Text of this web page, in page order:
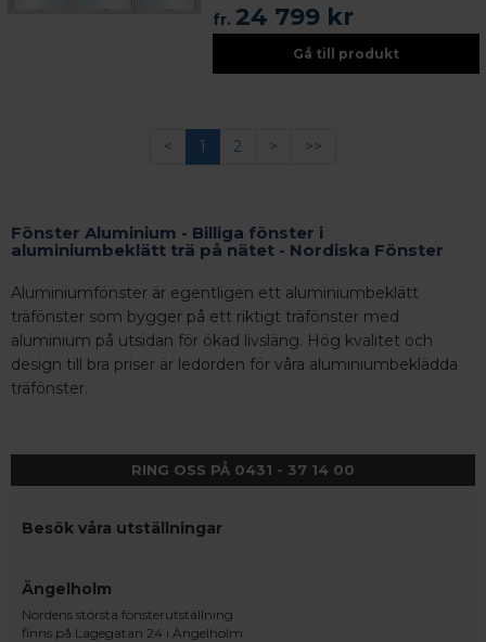
fr. 24 799 kr
Gå till produkt
< 1 2 > >>
Fönster Aluminium - Billiga fönster i
aluminiumbeklätt trä på nätet - Nordiska Fönster
Aluminiumfönster är egentligen ett aluminiumbeklätt
träfönster som bygger på ett riktigt träfönster med
aluminium på utsidan för ökad livsläng. Hög kvalitet och
design till bra priser är ledorden för våra aluminiumbeklädda
träfönster.
RING OSS PÅ 0431 - 37 14 00
Besök våra utställningar
Ängelholm
Nordens största fönsterutställning
finns på Lagegatan 24 i Ängelholm